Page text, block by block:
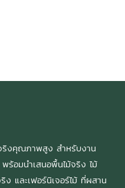
ริงคุณภาพสูง สำหรับงาน
ร้อมนำเสนอพื้นไม้จริง ไม้
และเฟอร์นิเจอร์ไม้ ที่ผสาน